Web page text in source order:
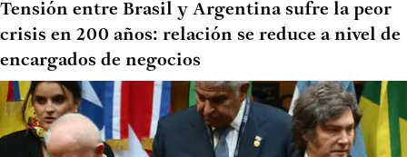
Tensión entre Brasil y Argentina sufre la peor
crisis en 200 años: relación se reduce a nivel de
encargados de negocios